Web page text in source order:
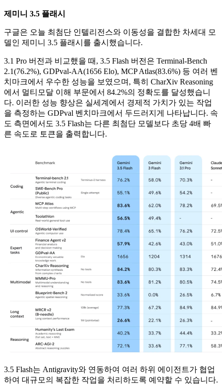
제미니 3.5 플래시
구글은 오늘 최첨단 인텔리전스와 이동성을 결합한 차세대 모
델인 제미니 3.5 플래시를 출시했습니다.
3.1 Pro 버전과 비교했을 때, 3.5 Flash 버전은 Terminal-Bench
2.1(76.2%), GDPval-AA(1656 Elo), MCP Atlas(83.6%) 등 여러 벤
치마크에서 우수한 성능을 보였으며, 특히 CharXiv Reasoning
에서 멀티모달 이해 부문에서 84.2%의 정확도를 달성했습니
다. 이러한 성능 향상은 실세계에서 경제적 가치가 있는 작업
을 측정하는 GDPval 벤치마크에서 두드러지게 나타납니다. 속
도 측면에서도 3.5 Flash는 다른 최첨단 모델보다 초당 4배 빠
른 속도로 토큰을 출력합니다.
3.5 Flash는 Antigravity와 연동하여 여러 하위 에이전트가 협업
하여 대규모의 복잡한 작업을 처리하도록 예약할 수 있습니다.